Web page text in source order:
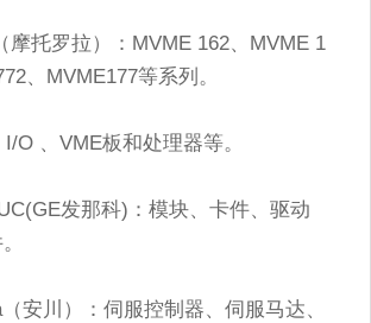
摩托罗拉）：MVME 162、MVME 1
、MVME177等系列。
O 、VME板和处理器等。
发那科)：模块、卡件、驱动
安川）：伺服控制器、伺服马达、